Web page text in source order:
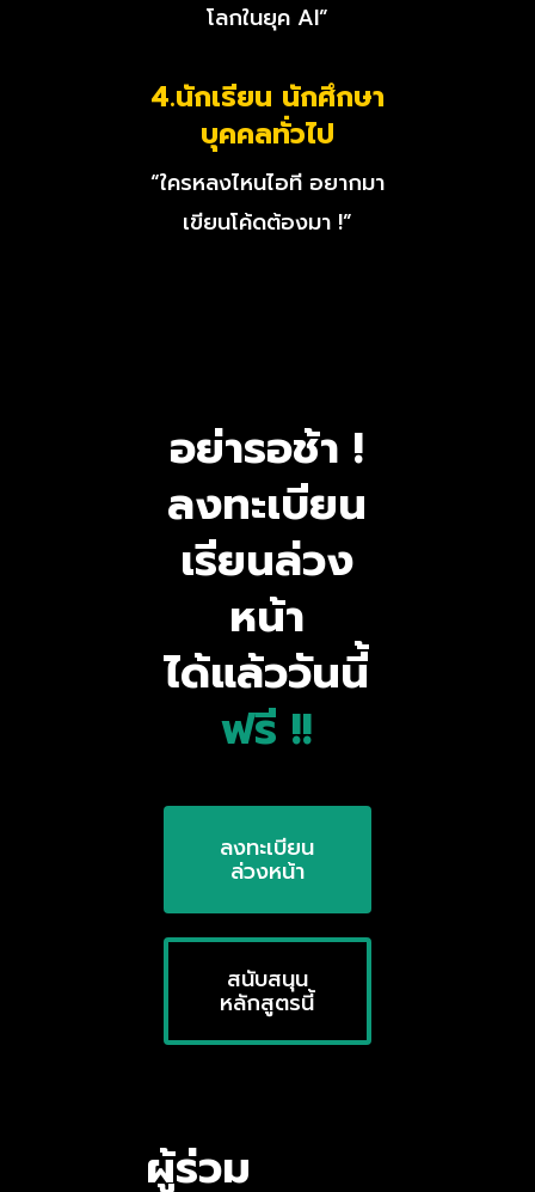
โลกในยุค AI”
4.นักเรียน นักศึกษา
บุคคลทั่วไป
“ใครหลงไหนไอที อยากมา
เขียนโค้ดต้องมา !”
อย่ารอช้า !
ลงทะเบียน
เรียนล่วง
หน้า
ได้แล้ววันนี้
ฟรี !!
ลงทะเบียน
ล่วงหน้า
สนับสนุน
หลักสูตรนี้
ผู้ร่วม